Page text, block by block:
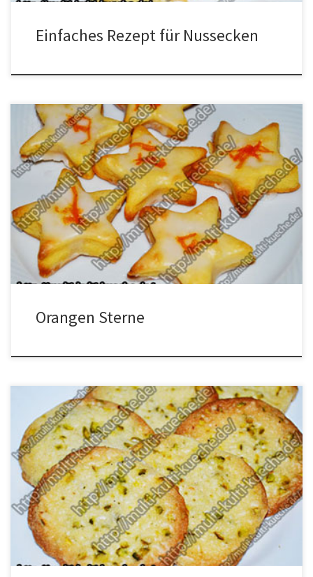
Einfaches Rezept für Nussecken
Zutaten für Orangen Sterne Für den Teig1 Eigelb250g Mehl250g
Butter40g Puderzucker3EL Saft einer Orange1 Päck.
Orangenschalen Aroma Für die Glasur100g Puderzuckeretwas Saft
von einer Zitrone DekoAbgeriebene Schale einer Bio Orange
Zubereitung Alle Zutaten für den Teig in eine Schüssel geben und
zu einem Teig verkneten. Den Teig in Frischhaltefolie wickeln […]
Orangen Sterne
Zutaten für Pistazien Kekse 150g Mehl125g Butter60g
Puderzucker1 TL Kardamon50g gehackte Pistazien Zubereitung
für Pistazien Kekse Alle Zutaten in eine größere Schüssel geben
und zu einem schönen Teig verkneten. Den Teig auf eine
bemehlte Arbeitsfläche geben und zu einer Rolle formen. In die
Frischhaltefolie wickeln und für ca. 2 Stunden […]